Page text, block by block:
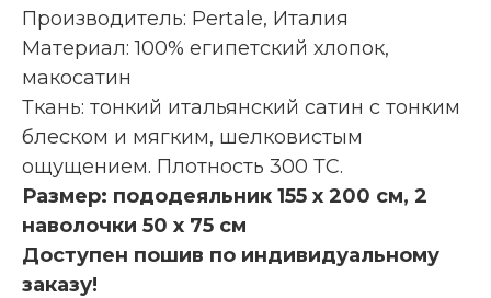
Производитель: Pertale, Италия
Материал: 100% египетский хлопок,
макосатин
Ткань: тонкий итальянский сатин с тонким
блеском и мягким, шелковистым
ощущением. Плотность 300 ТС.
Размер: пододеяльник 155 х 200 см, 2
наволочки 50 х 75 см
Доступен пошив по индивидуальному
заказу!